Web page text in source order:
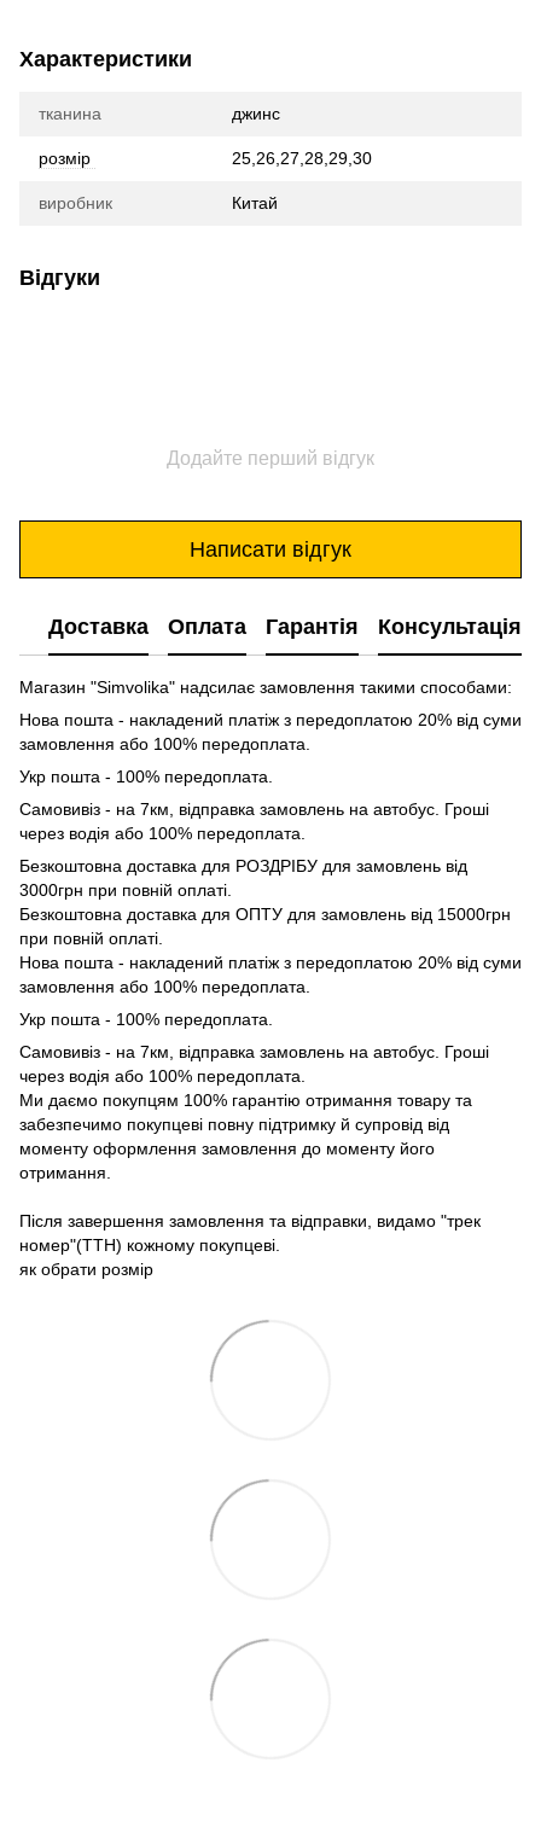
Характеристики
тканина джинс
розмір 25,26,27,28,29,30
виробник Китай
Відгуки
Додайте перший відгук
Написати відгук
Доставка Оплата Гарантія Консультація
Магазин "Simvolika" надсилає замовлення такими способами:
Нова пошта - накладений платіж з передоплатою 20% від суми
замовлення або 100% передоплата.
Укр пошта - 100% передоплата.
Самовивіз - на 7км, відправка замовлень на автобус. Гроші
через водія або 100% передоплата.
Безкоштовна доставка для РОЗДРІБУ для замовлень від
3000грн при повній оплаті.
Безкоштовна доставка для ОПТУ для замовлень від 15000грн
при повній оплаті.
Нова пошта - накладений платіж з передоплатою 20% від суми
замовлення або 100% передоплата.
Укр пошта - 100% передоплата.
Самовивіз - на 7км, відправка замовлень на автобус. Гроші
через водія або 100% передоплата.
Ми даємо покупцям 100% гарантію отримання товару та
забезпечимо покупцеві повну підтримку й супровід від
моменту оформлення замовлення до моменту його
отримання.
Після завершення замовлення та відправки, видамо "трек
номер"(ТТН) кожному покупцеві.
як обрати розмір